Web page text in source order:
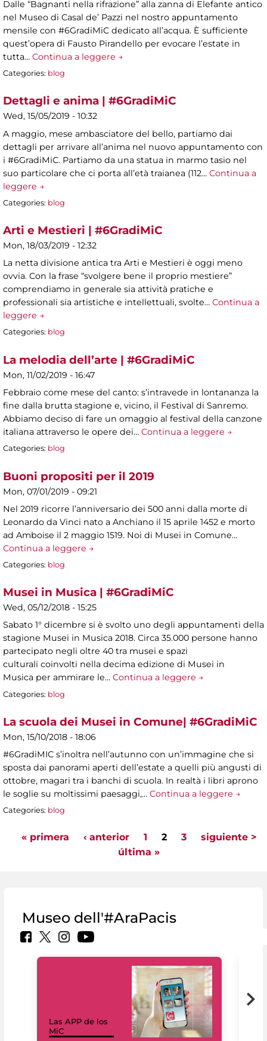
Dalle “Bagnanti nella rifrazione” alla zanna di Elefante antico
nel Museo di Casal de’ Pazzi nel nostro appuntamento
mensile con #6GradiMiC dedicato all’acqua. È sufficiente
quest’opera di Fausto Pirandello per evocare l’estate in
tutta… Continua a leggere →
Categories: blog
Dettagli e anima | #6GradiMiC
Wed, 15/05/2019 - 10:32
A maggio, mese ambasciatore del bello, partiamo dai
dettagli per arrivare all’anima nel nuovo appuntamento con
i #6GradiMiC. Partiamo da una statua in marmo tasio nel
suo particolare che ci porta all’età traianea (112… Continua a
leggere →
Categories: blog
Arti e Mestieri | #6GradiMiC
Mon, 18/03/2019 - 12:32
La netta divisione antica tra Arti e Mestieri è oggi meno
ovvia. Con la frase “svolgere bene il proprio mestiere”
comprendiamo in generale sia attività pratiche e
professionali sia artistiche e intellettuali, svolte… Continua a
leggere →
Categories: blog
La melodia dell’arte | #6GradiMiC
Mon, 11/02/2019 - 16:47
Febbraio come mese del canto: s’intravede in lontananza la
fine dalla brutta stagione e, vicino, il Festival di Sanremo.
Abbiamo deciso di fare un omaggio al festival della canzone
italiana attraverso le opere dei… Continua a leggere →
Categories: blog
Buoni propositi per il 2019
Mon, 07/01/2019 - 09:21
Nel 2019 ricorre l’anniversario dei 500 anni dalla morte di
Leonardo da Vinci nato a Anchiano il 15 aprile 1452 e morto
ad Amboise il 2 maggio 1519. Noi di Musei in Comune…
Continua a leggere →
Categories: blog
Musei in Musica | #6GradiMiC
Wed, 05/12/2018 - 15:25
Sabato 1° dicembre si è svolto uno degli appuntamenti della
stagione Musei in Musica 2018. Circa 35.000 persone hanno
partecipato negli oltre 40 tra musei e spazi
culturali coinvolti nella decima edizione di Musei in
Musica per ammirare le… Continua a leggere →
Categories: blog
La scuola dei Musei in Comune| #6GradiMiC
Mon, 15/10/2018 - 18:06
#6GradiMIC s’inoltra nell’autunno con un’immagine che si
sposta dai panorami aperti dell’estate a quelli più angusti di
ottobre, magari tra i banchi di scuola. In realtà i libri aprono
le soglie su moltissimi paesaggi,… Continua a leggere →
Categories: blog
Pages
« primera ‹ anterior 1 2 3
siguiente >
última »
Museo dell'#AraPacis
Las APP de los
MiC